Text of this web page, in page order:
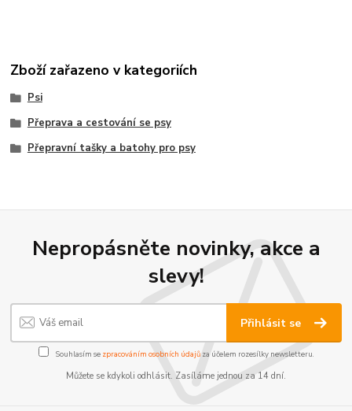
Zboží zařazeno v kategoriích
Psi
Přeprava a cestování se psy
Přepravní tašky a batohy pro psy
Nepropásněte novinky, akce a
slevy!
Přihlásit se
Souhlasím se zpracováním osobních údajůza účelem rozesílky newsletteru.
Můžete se kdykoli odhlásit. Zasíláme jednou za 14 dní.